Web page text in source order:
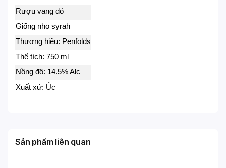
Rượu vang đỏ
Giống nho syrah
Thương hiệu: Penfolds
Thể tích: 750 ml
Nồng độ: 14.5% Alc
Xuất xứ: Úc
Sản phẩm liên quan